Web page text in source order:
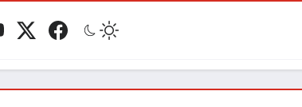
Facebook